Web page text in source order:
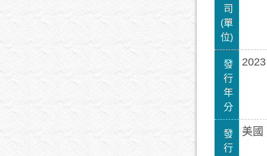
司
(單
位)
發
行
年
分
發
行
美